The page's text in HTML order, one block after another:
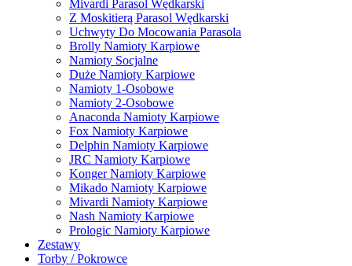
Mivardi Parasol Wędkarski
Z Moskitierą Parasol Wędkarski
Uchwyty Do Mocowania Parasola
Brolly Namioty Karpiowe
Namioty Socjalne
Duże Namioty Karpiowe
Namioty 1-Osobowe
Namioty 2-Osobowe
Anaconda Namioty Karpiowe
Fox Namioty Karpiowe
Delphin Namioty Karpiowe
JRC Namioty Karpiowe
Konger Namioty Karpiowe
Mikado Namioty Karpiowe
Mivardi Namioty Karpiowe
Nash Namioty Karpiowe
Prologic Namioty Karpiowe
Zestawy
Torby / Pokrowce